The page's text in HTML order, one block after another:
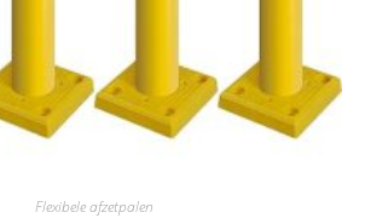
Flexibele afzetpalen